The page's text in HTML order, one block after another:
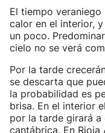
El tiempo
calor en el interior,
un poco.
cielo no se verá
Por la tarde
se descarta que
la probabilidad es
brisa. En el interior
por la tarde girará
cantábrica. En